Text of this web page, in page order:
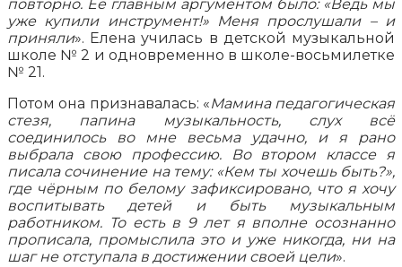
повторно. Ее главным аргументом было: «Ведь мы
уже купили инструмент!» Меня прослушали – и
приняли». Елена училась в детской музыкальной
школе № 2 и одновременно в школе-восьмилетке
№ 21.
Потом она признавалась: «Мамина педагогическая
стезя, папина музыкальность, слух всё
соединилось во мне весьма удачно, и я рано
выбрала свою профессию. Во втором классе я
писала сочинение на тему: «Кем ты хочешь быть?»,
где чёрным по белому зафиксировано, что я хочу
воспитывать детей и быть музыкальным
работником. То есть в 9 лет я вполне осознанно
прописала, промыслила это и уже никогда, ни на
шаг не отступала в достижении своей цели».